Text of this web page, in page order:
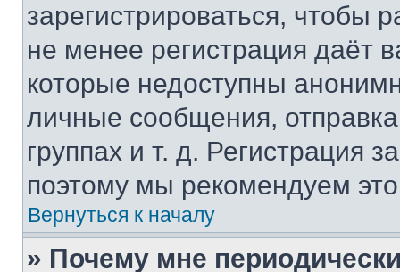
зарегистрироваться, чтобы
не менее регистрация даёт
которые недоступны
личные сообщения,
группах и т. д. Регистрация
поэтому мы рекомендуем
Вернуться к началу
» Почему мне